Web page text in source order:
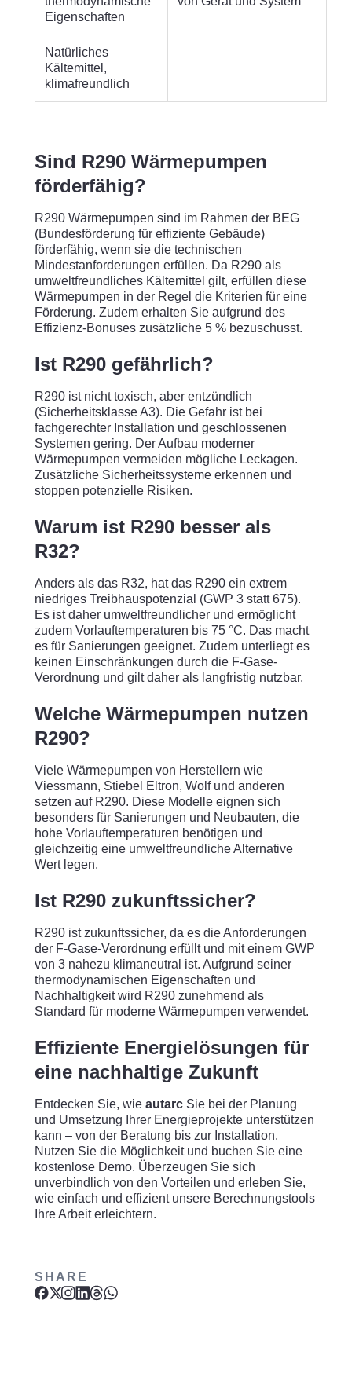
Eigenschaften
Natürliches
Kältemittel,
klimafreundlich
Sind R290 Wärmepumpen
förderfähig?
R290 Wärmepumpen sind im Rahmen der BEG
(Bundesförderung für effiziente Gebäude)
förderfähig, wenn sie die technischen
Mindestanforderungen erfüllen. Da R290 als
umweltfreundliches Kältemittel gilt, erfüllen diese
Wärmepumpen in der Regel die Kriterien für eine
Förderung. Zudem erhalten Sie aufgrund des
Effizienz-Bonuses zusätzliche 5 % bezuschusst.
Ist R290 gefährlich?
R290 ist nicht toxisch, aber entzündlich
(Sicherheitsklasse A3). Die Gefahr ist bei
fachgerechter Installation und geschlossenen
Systemen gering. Der Aufbau moderner
Wärmepumpen vermeiden mögliche Leckagen.
Zusätzliche Sicherheitssysteme erkennen und
stoppen potenzielle Risiken.
Warum ist R290 besser als
R32?
Anders als das R32, hat das R290 ein extrem
niedriges Treibhauspotenzial (GWP 3 statt 675).
Es ist daher umweltfreundlicher und ermöglicht
zudem Vorlauftemperaturen bis 75 °C. Das macht
es für Sanierungen geeignet. Zudem unterliegt es
keinen Einschränkungen durch die F-Gase-
Verordnung und gilt daher als langfristig nutzbar.
Welche Wärmepumpen nutzen
R290?
Viele Wärmepumpen von Herstellern wie
Viessmann, Stiebel Eltron, Wolf und anderen
setzen auf R290. Diese Modelle eignen sich
besonders für Sanierungen und Neubauten, die
hohe Vorlauftemperaturen benötigen und
gleichzeitig eine umweltfreundliche Alternative
Wert legen.
Ist R290 zukunftssicher?
R290 ist zukunftssicher, da es die Anforderungen
der F-Gase-Verordnung erfüllt und mit einem GWP
von 3 nahezu klimaneutral ist. Aufgrund seiner
thermodynamischen Eigenschaften und
Nachhaltigkeit wird R290 zunehmend als
Standard für moderne Wärmepumpen verwendet.
Effiziente Energielösungen für
eine nachhaltige Zukunft
Entdecken Sie, wie autarc Sie bei der Planung
und Umsetzung Ihrer Energieprojekte unterstützen
kann – von der Beratung bis zur Installation.
Nutzen Sie die Möglichkeit und buchen Sie eine
kostenlose Demo. Überzeugen Sie sich
unverbindlich von den Vorteilen und erleben Sie,
wie einfach und effizient unsere Berechnungstools
Ihre Arbeit erleichtern.
SHARE